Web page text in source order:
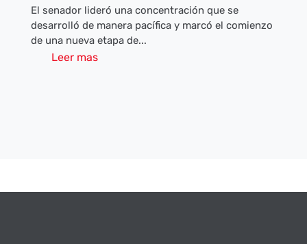
El senador lideró una concentración que se
desarrolló de manera pacífica y marcó el comienzo
de una nueva etapa de...
Leer mas